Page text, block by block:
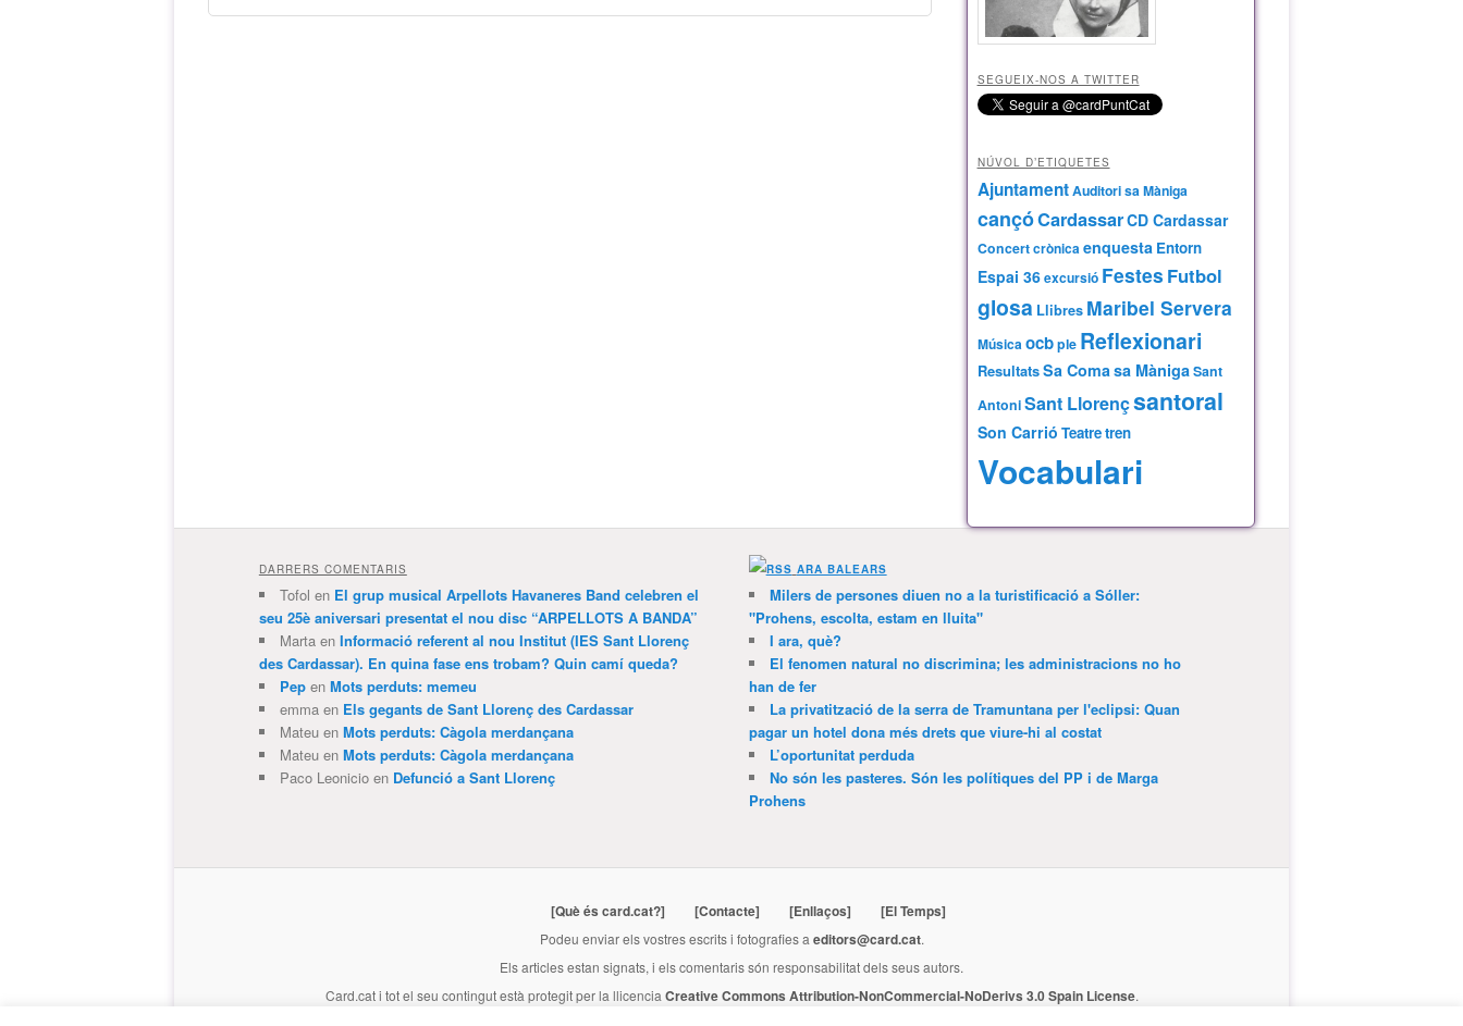
SEGUEIX-NOS A TWITTER
NÚVOL D’ETIQUETES
AjuntamentAuditori sa Màniga
cançóCardassarCD Cardassar
Concertcrònicaenquesta Entorn
Espai 36excursió Festes Futbol
glosa Llibres Maribel Servera
Músicaocbple Reflexionari
ResultatsSa Comasa MànigaSant
AntoniSant Llorençsantoral
Son Carrió Teatretren
Vocabulari
DARRERS COMENTARIS
Tofol en El grup musical Arpellots Havaneres Band celebren el
seu 25è aniversari presentat el nou disc “ARPELLOTS A BANDA”
Martaen Informació referent al nou Institut (IES Sant Llorenç
des Cardassar). En quina fase ens trobam? Quin camí queda?
Pepen Mots perduts: memeu
emmaen Els gegants de Sant Llorenç des Cardassar
Mateuen Mots perduts: Càgola merdançana
Mateuen Mots perduts: Càgola merdançana
Paco Leonicioen Defunció a Sant Llorenç
ARA BALEARS
Milers de persones diuen no a la turistificació a Sóller:
"Prohens, escolta, estam en lluita"
I ara, què?
El fenomen natural no discrimina; les administracions no ho
han de fer
La privatització de la serra de Tramuntana per l'eclipsi: Quan
pagar un hotel dona més drets que viure-hi al costat
L’oportunitat perduda
No són les pasteres. Són les polítiques del PP i de Marga
Prohens
[Què és card.cat?] [Contacte] [Enllaços] [El Temps]
Podeu enviar els vostres escrits i fotografies a editors@card.cat.
Els articles estan signats, i els comentaris són responsabilitat dels seus autors.
Card.cati tot el seu contingut està protegit per la llicencia Creative Commons Attribution-NonCommercial-NoDerivs 3.0 Spain License.